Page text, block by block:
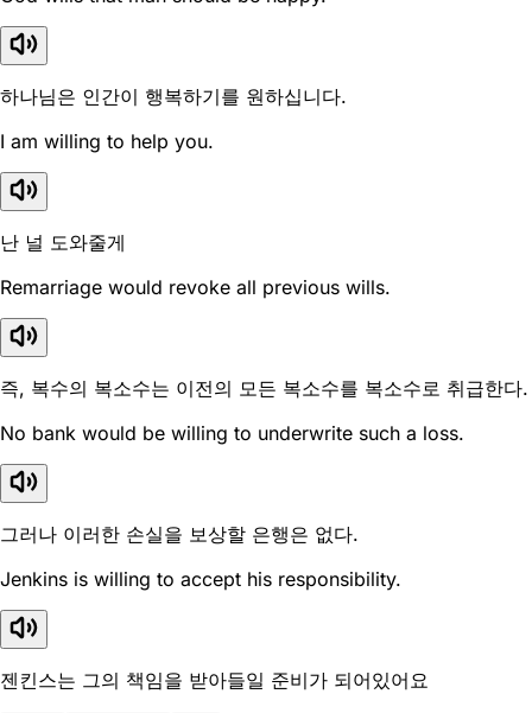
하나님은 인간이 행복하기를 원하십니다.
I am willing to help you.
난 널 도와줄게
Remarriage would revoke all previous wills.
즉, 복수의 복소수는 이전의 모든 복소수를 복소수로 취급한다.
No bank would be willing to underwrite such a loss.
그러나 이러한 손실을 보상할 은행은 없다.
Jenkins is willing to accept his responsibility.
젠킨스는 그의 책임을 받아들일 준비가 되어있어요